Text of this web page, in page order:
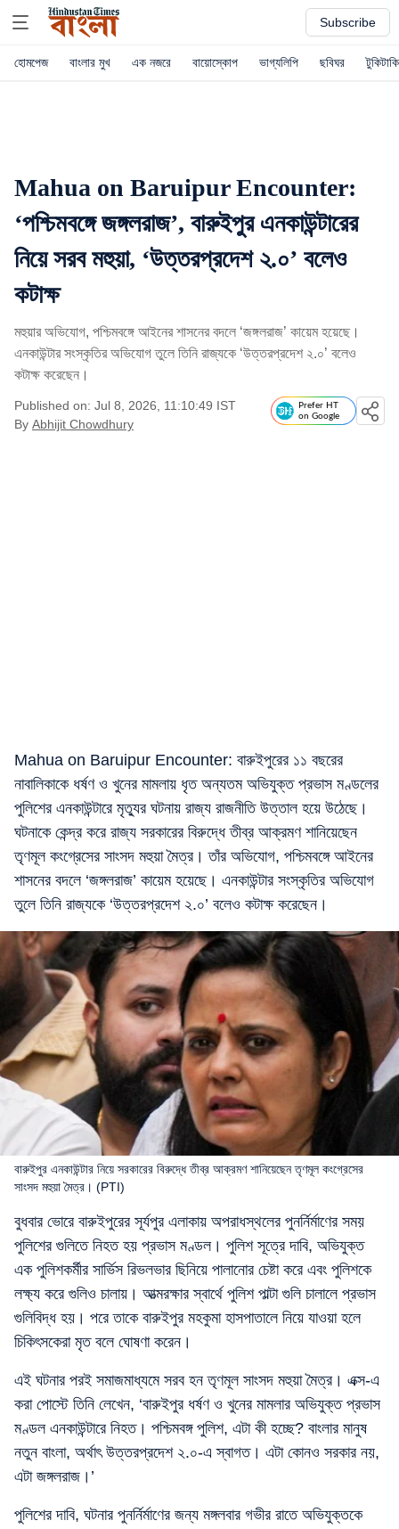
Subscribe
হোমপেজ বাংলার মুখ এক নজরে বায়োস্কোপ ভাগ্যলিপি ছবিঘর টুকিটাকি
Mahua on Baruipur Encounter:
‘পশ্চিমবঙ্গে জঙ্গলরাজ’, বারুইপুর এনকাউন্টারের
নিয়ে সরব মহুয়া, ‘উত্তরপ্রদেশ ২.০’ বলেও
কটাক্ষ
মহুয়ার অভিযোগ, পশ্চিমবঙ্গে আইনের শাসনের বদলে ‘জঙ্গলরাজ’ কায়েম হয়েছে।
এনকাউন্টার সংস্কৃতির অভিযোগ তুলে তিনি রাজ্যকে ‘উত্তরপ্রদেশ ২.০’ বলেও
কটাক্ষ করেছেন।
Published on: Jul 8, 2026, 11:10:49 IST
By Abhijit Chowdhury
Prefer HT
on Google
Mahua on Baruipur Encounter: বারুইপুরের ১১ বছরের
নাবালিকাকে ধর্ষণ ও খুনের মামলায় ধৃত অন্যতম অভিযুক্ত প্রভাস মণ্ডলের
পুলিশের এনকাউন্টারে মৃত্যুর ঘটনায় রাজ্য রাজনীতি উত্তাল হয়ে উঠেছে।
ঘটনাকে কেন্দ্র করে রাজ্য সরকারের বিরুদ্ধে তীব্র আক্রমণ শানিয়েছেন
তৃণমূল কংগ্রেসের সাংসদ মহুয়া মৈত্র। তাঁর অভিযোগ, পশ্চিমবঙ্গে আইনের
শাসনের বদলে ‘জঙ্গলরাজ’ কায়েম হয়েছে। এনকাউন্টার সংস্কৃতির অভিযোগ
তুলে তিনি রাজ্যকে ‘উত্তরপ্রদেশ ২.০’ বলেও কটাক্ষ করেছেন।
বারুইপুর এনকাউন্টার নিয়ে সরকারের বিরুদ্ধে তীব্র আক্রমণ শানিয়েছেন তৃণমূল কংগ্রেসের
সাংসদ মহুয়া মৈত্র। (PTI)
বুধবার ভোরে বারুইপুরের সূর্যপুর এলাকায় অপরাধস্থলের পুনর্নির্মাণের সময়
পুলিশের গুলিতে নিহত হয় প্রভাস মণ্ডল। পুলিশ সূত্রে দাবি, অভিযুক্ত
এক পুলিশকর্মীর সার্ভিস রিভলভার ছিনিয়ে পালানোর চেষ্টা করে এবং পুলিশকে
লক্ষ্য করে গুলিও চালায়। আত্মরক্ষার স্বার্থে পুলিশ পাল্টা গুলি চালালে প্রভাস
গুলিবিদ্ধ হয়। পরে তাকে বারুইপুর মহকুমা হাসপাতালে নিয়ে যাওয়া হলে
চিকিৎসকেরা মৃত বলে ঘোষণা করেন।
এই ঘটনার পরই সমাজমাধ্যমে সরব হন তৃণমূল সাংসদ মহুয়া মৈত্র। এক্স-এ
করা পোস্টে তিনি লেখেন, ‘বারুইপুর ধর্ষণ ও খুনের মামলার অভিযুক্ত প্রভাস
মণ্ডল এনকাউন্টারে নিহত। পশ্চিমবঙ্গ পুলিশ, এটা কী হচ্ছে? বাংলার মানুষ
নতুন বাংলা, অর্থাৎ উত্তরপ্রদেশ ২.০-এ স্বাগত। এটা কোনও সরকার নয়,
এটা জঙ্গলরাজ।’
পুলিশের দাবি, ঘটনার পুনর্নির্মাণের জন্য মঙ্গলবার গভীর রাতে অভিযুক্তকে